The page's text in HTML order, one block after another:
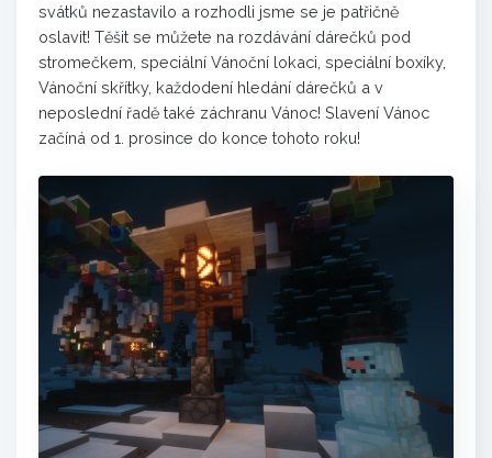
svátků nezastavilo a rozhodli jsme se je patřičně
oslavit! Těšit se můžete na rozdávání dárečků pod
stromečkem, speciální Vánoční lokaci, speciální boxíky,
Vánoční skřítky, každodení hledání dárečků a v
neposlední řadě také záchranu Vánoc! Slavení Vánoc
začíná od 1. prosince do konce tohoto roku!